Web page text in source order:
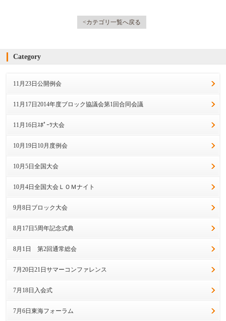
<カテゴリ一覧へ戻る
Category
11月23日公開例会
11月17日2014年度ブロック協議会第1回合同会議
11月16日ｽﾎﾟｰﾂ大会
10月19日10月度例会
10月5日全国大会
10月4日全国大会ＬＯＭナイト
9月8日ブロック大会
8月17日5周年記念式典
8月1日 第2回通常総会
7月20日21日サマーコンファレンス
7月18日入会式
7月6日東海フォーラム